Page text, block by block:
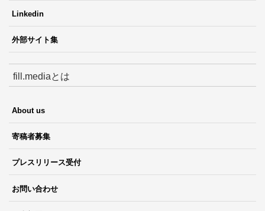
Linkedin
外部サイト集
fill.mediaとは
About us
寄稿者募集
プレスリリース受付
お問い合わせ